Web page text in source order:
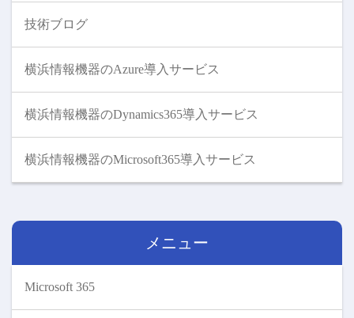
技術ブログ
横浜情報機器のAzure導入サービス
横浜情報機器のDynamics365導入サービス
横浜情報機器のMicrosoft365導入サービス
メニュー
Microsoft 365